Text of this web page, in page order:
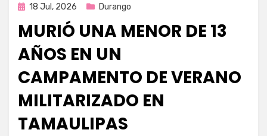
Publicada
18 Jul, 2026 Durango
MURIÓ UNA MENOR DE 13
AÑOS EN UN
CAMPAMENTO DE VERANO
MILITARIZADO EN
TAMAULIPAS